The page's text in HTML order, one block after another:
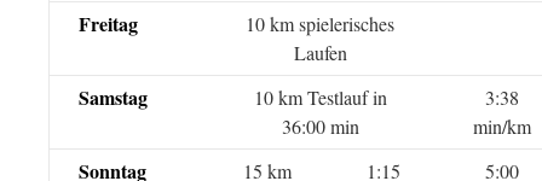
Freitag
10 km spielerisches
Laufen
Samstag
10 km Testlauf in
36:00 min
3:38
min/km
Sonntag 15 km
1:15
5:00